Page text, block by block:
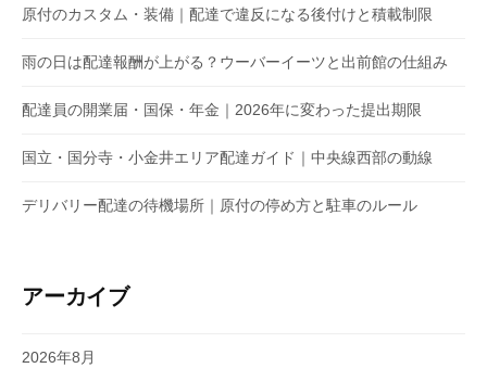
原付のカスタム・装備｜配達で違反になる後付けと積載制限
雨の日は配達報酬が上がる？ウーバーイーツと出前館の仕組み
配達員の開業届・国保・年金｜2026年に変わった提出期限
国立・国分寺・小金井エリア配達ガイド｜中央線西部の動線
デリバリー配達の待機場所｜原付の停め方と駐車のルール
アーカイブ
2026年8月